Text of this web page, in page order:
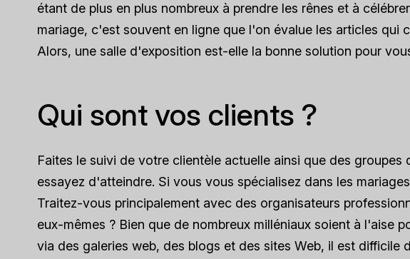
étant de plus en plus nombreux à prendre les rênes et à
mariage, c'est souvent en ligne que l'on évalue les articles qui
Alors, une salle d'exposition est-elle la bonne solution pour
Qui sont vos clients ?
Faites le suivi de votre clientèle actuelle ainsi que des
essayez d'atteindre. Si vous vous spécialisez dans les
Traitez-vous principalement avec des organisateurs
eux-mêmes ? Bien que de nombreux milléniaux soient à l'aise
via des galeries web, des blogs et des sites Web, il est difficile